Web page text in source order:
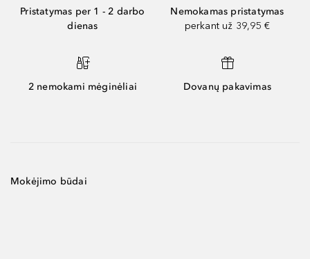
Pristatymas per 1 - 2 darbo
dienas
Nemokamas pristatymas
perkant už 39,95 €
2 nemokami mėginėliai Dovanų pakavimas
Mokėjimo būdai